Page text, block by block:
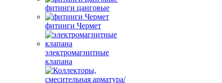
фитинги цанговые
фитинги Чермет
электромагнитные
клапана